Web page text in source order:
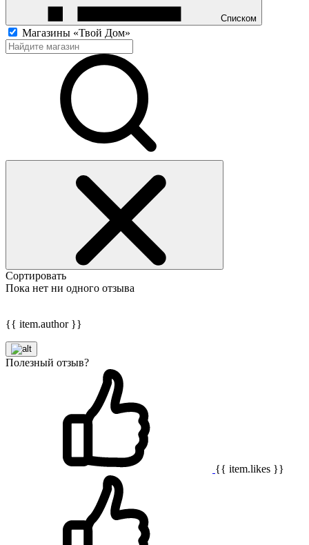
Списком
Магазины «Твой Дом»
Сортировать
Пока нет ни одного отзыва
{{ item.author }}
Полезный отзыв?
{{ item.likes }}